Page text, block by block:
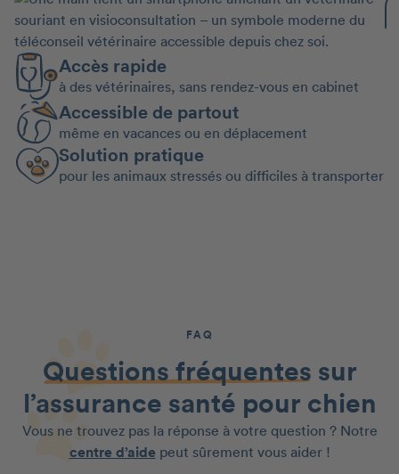
Accès rapide
à des vétérinaires, sans rendez-vous en cabinet
Accessible de partout
même en vacances ou en déplacement
Solution pratique
pour les animaux stressés ou difficiles à transporter
FAQ
Questions fréquentes sur
l’assurance santé pour chien
Vous ne trouvez pas la réponse à votre question ? Notre
centre d’aide peut sûrement vous aider !